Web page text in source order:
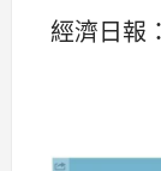
經濟日報